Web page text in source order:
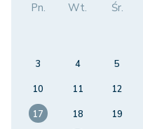
Pn. Wt. Śr.
3
4 5
10
11 12
17
18 19